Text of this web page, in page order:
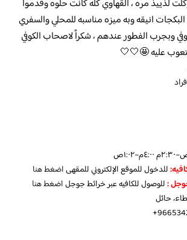
لذييذ مره ، القهاوي كله كانت حلوه وقدموا
البكجات انيقه وبه ميزه مناسبه للمحلي والسفري
وبجرب الفطور عندهم ، شكراً لاصحاب الكوفي
عليه 🤩🤍🤍
للدخول للموقع الإلكتروني للمقهىاضغط هنا
:للوصول للكافيه عبر خرائط جوجلاضغط هنا
حائل